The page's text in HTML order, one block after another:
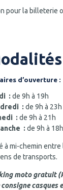
pour la billeterie
d’ouverture :
: de 9h à 19h
: de 9h à 23h
: de 9h à 21h
: de 9h à 18h
à mi-chemin
de transports.
moto gratuit
consigne casques